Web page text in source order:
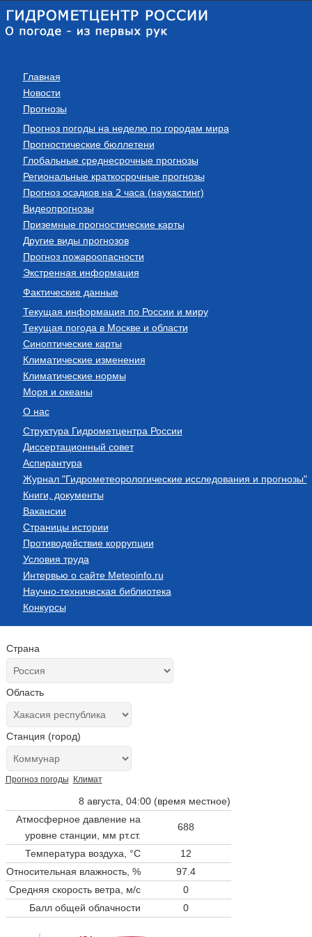
Главная
Новости
Прогнозы
Прогноз погоды на неделю по городам мира
Прогностические бюллетени
Глобальные среднесрочные прогнозы
Региональные краткосрочные прогнозы
Прогноз осадков на 2 часа (наукастинг)
Видеопрогнозы
Приземные прогностические карты
Другие виды прогнозов
Прогноз пожароопасности
Экстренная информация
Фактические данные
Текущая информация по России и миру
Текущая погода в Москве и области
Синоптические карты
Климатические изменения
Климатические нормы
Моря и океаны
О нас
Структура Гидрометцентра России
Диссертационный совет
Аспирантура
Журнал "Гидрометеорологические исследования и прогнозы"
Книги, документы
Вакансии
Страницы истории
Противодействие коррупции
Условия труда
Интервью о сайте Meteoinfo.ru
Научно-техническая библиотека
Конкурсы
Страна
Область
Станция (город)
Прогноз погоды Климат
8 августа, 04:00 (время местное)
Атмосферное давление на
уровне станции, мм рт.ст.
688
Температура воздуха, °C
12
Относительная влажность, %
97.4
Средняя скорость ветра, м/с
0
Балл общей облачности
0